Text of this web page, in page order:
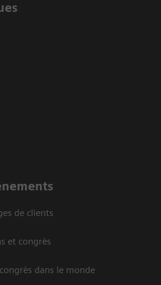
de clients
et congrès
dans le monde